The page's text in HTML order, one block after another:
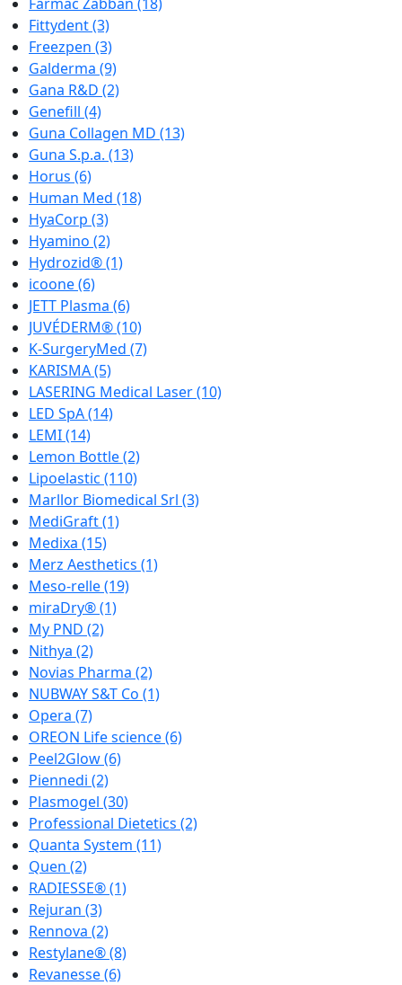
Fittydent(3)
Freezpen (3)
Galderma (9)
Gana R&D (2)
Genefill (4)
Guna Collagen MD (13)
Guna S.p.a. (13)
Horus (6)
Human Med (18)
HyaCorp (3)
Hyamino (2)
Hydrozid®(1)
icoone(6)
JETT Plasma (6)
JUVÉDERM®(10)
K-SurgeryMed (7)
KARISMA(5)
LASERING Medical Laser(10)
LED SpA(14)
LEMI(14)
Lemon Bottle(2)
Lipoelastic (110)
Marllor Biomedical Srl (3)
MediGraft(1)
Medixa (15)
Merz Aesthetics (1)
Meso-relle(19)
miraDry®(1)
My PND (2)
Nithya (2)
Novias Pharma (2)
NUBWAY S&T Co (1)
Opera (7)
OREON Life science(6)
Peel2Glow(6)
Piennedi (2)
Plasmogel (30)
Professional Dietetics (2)
Quanta System (11)
Quen (2)
RADIESSE®(1)
Rejuran (3)
Rennova (2)
Restylane®(8)
Revanesse(6)